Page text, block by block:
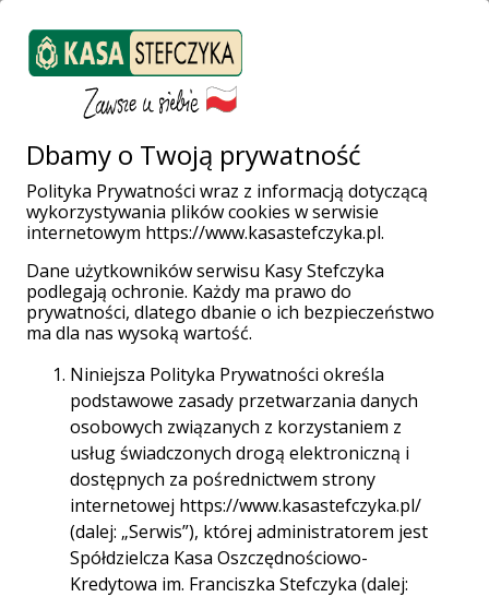
Weź pożyczkę
Strona główna Organizacje
Organizacje pozarządowe
Lokata terminowa dla organizacji pozarządowych
Dbamy o Twoją prywatność
Polityka Prywatności wraz z informacją dotyczącą
wykorzystywania plików cookies w serwisie
internetowym https://www.kasastefczyka.pl.
Dane użytkowników serwisu Kasy Stefczyka
podlegają ochronie. Każdy ma prawo do
prywatności, dlatego dbanie o ich bezpieczeństwo
ma dla nas wysoką wartość.
Niniejsza Polityka Prywatności określa
podstawowe zasady przetwarzania danych
osobowych związanych z korzystaniem z
usług świadczonych drogą elektroniczną i
dostępnych za pośrednictwem strony
internetowej https://www.kasastefczyka.pl/
(dalej: „Serwis”), której administratorem jest
Spółdzielcza Kasa Oszczędnościowo-
Kredytowa im. Franciszka Stefczyka (dalej: